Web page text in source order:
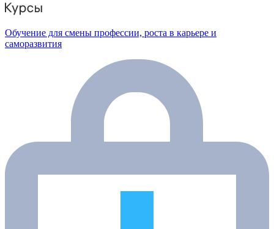
Обучение для смены профессии, роста в карьере и
саморазвития